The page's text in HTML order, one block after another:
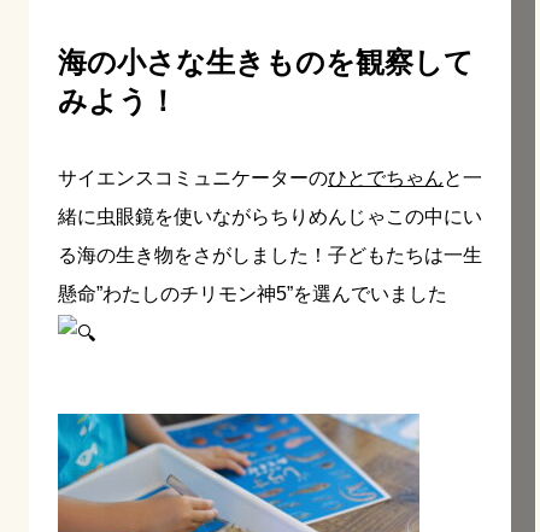
海の小さな生きものを観察して
みよう！
サイエンスコミュニケーターのひとでちゃんと一
緒に虫眼鏡を使いながらちりめんじゃこの中にい
る海の生き物をさがしました！子どもたちは一生
懸命”わたしのチリモン神5”を選んでいました